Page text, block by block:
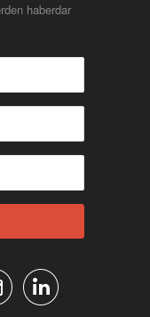
haberdar
